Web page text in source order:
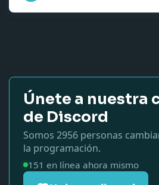
Únete a nuestra
de Discord
Somos 2956personas
la programación.
151 en línea ahora mismo